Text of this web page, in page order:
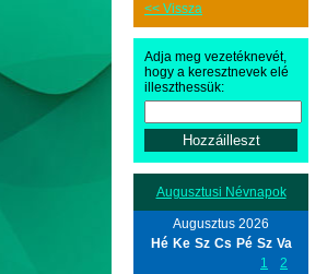
<< Vissza
Adja meg vezetéknevét,
hogy a keresztnevek elé
illeszthessük:
Augusztusi Névnapok
Augusztus 2026
Hé Ke Sz Cs Pé Sz Va
1
2